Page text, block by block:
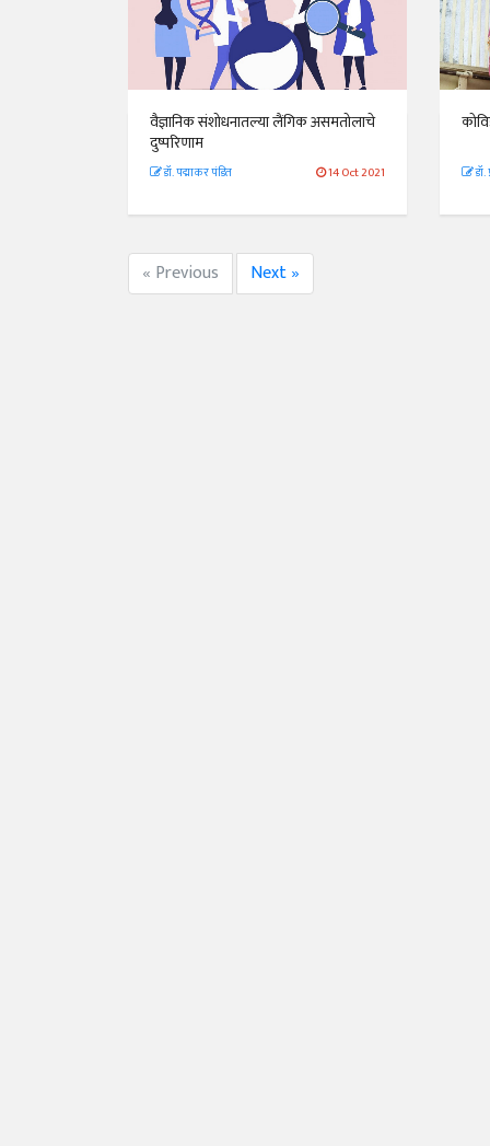
वैज्ञानिक संशोधनातल्या लैंगिक असमतोलाचे
दुष्परिणाम
डॉ. पद्माकर पंडित 14 Oct 2021
« Previous Next »